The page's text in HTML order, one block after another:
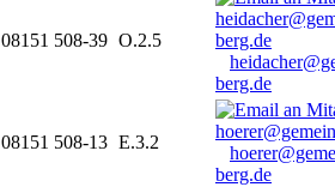
08151 508-39 O.2.5
berg.de
08151 508-13 E.3.2
berg.de